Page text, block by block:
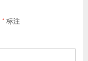
* 标注